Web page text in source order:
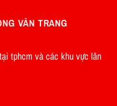
VÂN TRANG
tphcm và các khu vực lân